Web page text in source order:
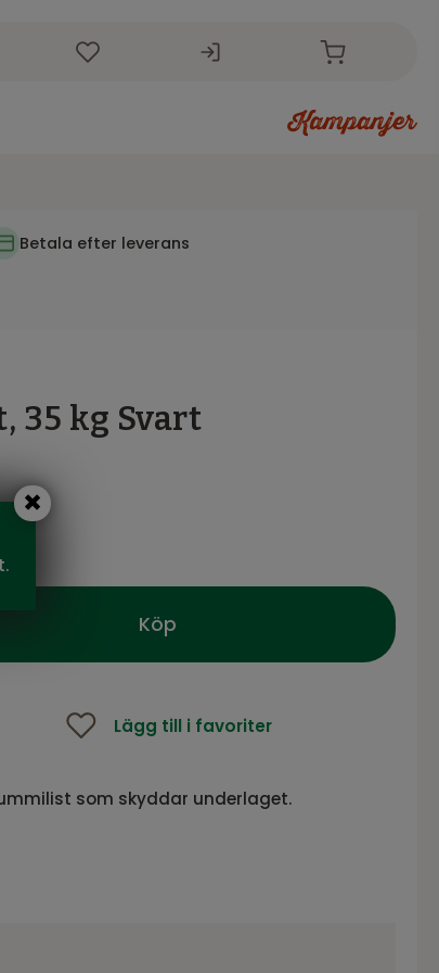
Betala efter leverans
35 kg Svart
Köp
Lägg till i favoriter
som skyddar underlaget.